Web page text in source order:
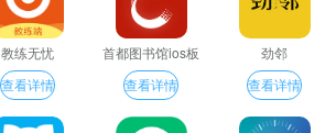
教练无忧
查看详情
首都图书馆ios板
查看详情
劲邻
查看详情